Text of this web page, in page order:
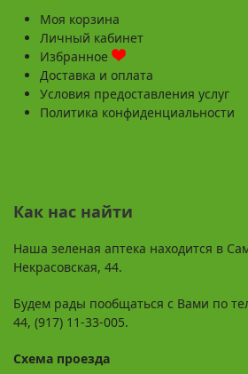
Моя корзина
Личный кабинет
Избранное
Доставка и оплата
Условия предоставления услуг
Политика конфиденциальности
Как нас найти
Наша зеленая аптека находится в
Некрасовская, 44.
Будем рады пообщаться с Вами по
44, (917) 11-33-005.
Схема проезда